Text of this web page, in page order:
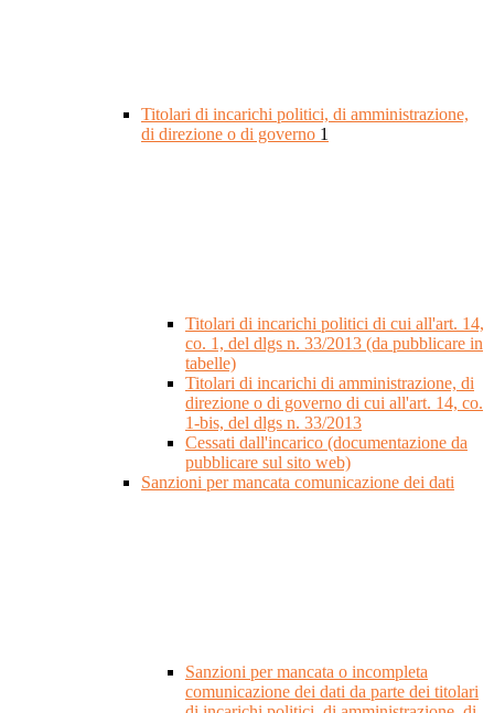
Titolari di incarichi politici, di amministrazione,
di direzione o di governo 1
Titolari di incarichi politici di cui all'art. 14,
co. 1, del dlgs n. 33/2013 (da pubblicare in
tabelle)
Titolari di incarichi di amministrazione, di
direzione o di governo di cui all'art. 14, co.
1-bis, del dlgs n. 33/2013
Cessati dall'incarico (documentazione da
pubblicare sul sito web)
Sanzioni per mancata comunicazione dei dati
Sanzioni per mancata o incompleta
comunicazione dei dati da parte dei titolari